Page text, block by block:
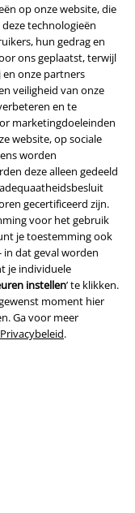
op onze website, die
deze technologieën
hun gedrag en
ons geplaatst, terwijl
onze partners
veiligheid van onze
en te
marketingdoeleinden
website, op sociale
worden
deze alleen gedeeld
gecertificeerd zijn.
voor het gebruik
je toestemming ook
in dat geval worden
je individuele
instellen’ te klikken.
moment hier
Ga voor meer
Privacybeleid.